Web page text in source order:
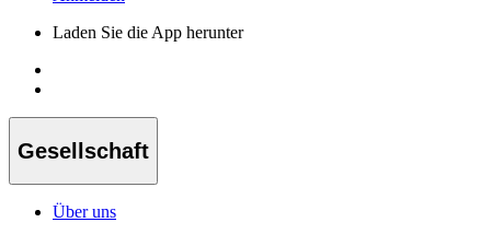
Laden Sie die App herunter
Gesellschaft
Über uns